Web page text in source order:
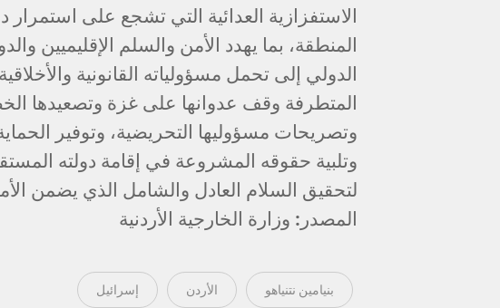
الاستفزازية العدائية التي تشجع على
المنطقة، بما يهدد الأمن والسلم الإقليميين
الدولي إلى تحمل مسؤولياته القانونية
المتطرفة وقف عدوانها على غزة وتصعيدها
وتصريحات مسؤوليها التحريضية، وتوفير
وتلبية حقوقه المشروعة في إقامة دولته
لتحقيق السلام العادل والشامل الذي يضمن
المصدر: وزارة الخارجية الأردنية
بنيامين نتنياهو الأردن إسرائيل